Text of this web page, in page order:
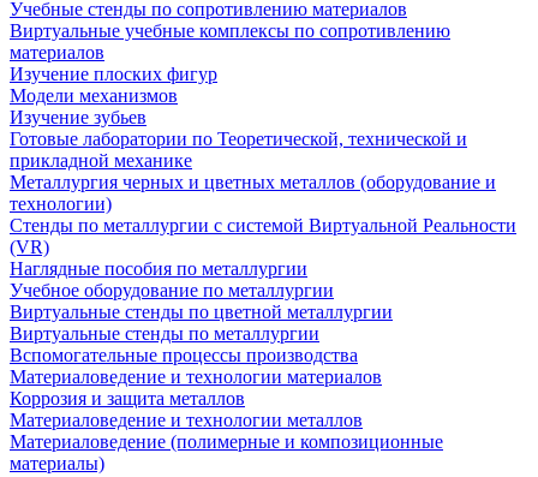
Учебные стенды по сопротивлению материалов
Виртуальные учебные комплексы по сопротивлению
материалов
Изучение плоских фигур
Модели механизмов
Изучение зубьев
Готовые лаборатории по Теоретической, технической и
прикладной механике
Металлургия черных и цветных металлов (оборудование и
технологии)
Cтенды по металлургии с системой Виртуальной Реальности
(VR)
Наглядные пособия по металлургии
Учебное оборудование по металлургии
Виртуальные стенды по цветной металлургии
Виртуальные стенды по металлургии
Вспомогательные процессы производства
Материаловедение и технологии материалов
Коррозия и защита металлов
Материаловедение и технологии металлов
Материаловедение (полимерные и композиционные
материалы)